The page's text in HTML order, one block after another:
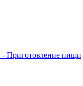
- Приготовление пищи